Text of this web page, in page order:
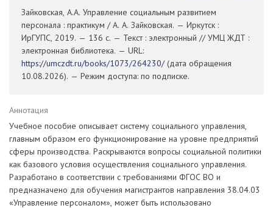
Зайковская, А.А. Управление социальным развитием
персонала : практикум / А. А. Зайковская. — Иркутск :
ИрГУПС, 2019. — 136 с. — Текст : электронный // УМЦ ЖДТ :
электронная библиотека. — URL:
https://umczdt.ru/books/1073/264230/(дата обращения
10.08.2026). — Режим доступа: по подписке.
Аннотация
Учебное пособие описывает систему социального управления,
главным образом его функционирование на уровне предприятий
сферы производства. Раскрываются вопросы социальной политики
как базового условия осуществления социального управления.
Разработано в соответствии с требованиями ФГОС ВО и
предназначено для обучения магистрантов направления 38.04.03
«Управление персоналом», может быть использовано